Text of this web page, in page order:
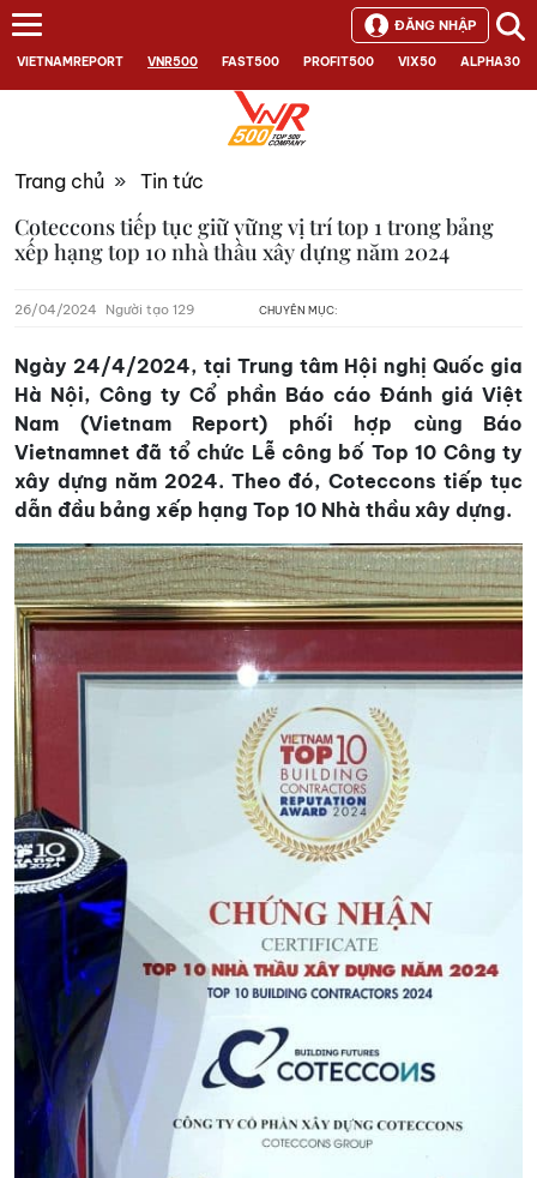
VIETNAMREPORT VNR500 FAST500 PROFIT500 VIX50 ALPHA30
ĐĂNG NHẬP
Trang chủ » Tin tức
Coteccons tiếp tục giữ vững vị trí top 1 trong bảng
xếp hạng top 10 nhà thầu xây dựng năm 2024
26/04/2024 Người tạo 129 CHUYÊN MỤC:
Ngày 24/4/2024, tại Trung tâm Hội nghị Quốc gia
Hà Nội, Công ty Cổ phần Báo cáo Đánh giá Việt
Nam (Vietnam Report) phối hợp cùng Báo
Vietnamnet đã tổ chức Lễ công bố Top 10 Công ty
xây dựng năm 2024. Theo đó, Coteccons tiếp tục
dẫn đầu bảng xếp hạng Top 10 Nhà thầu xây dựng.